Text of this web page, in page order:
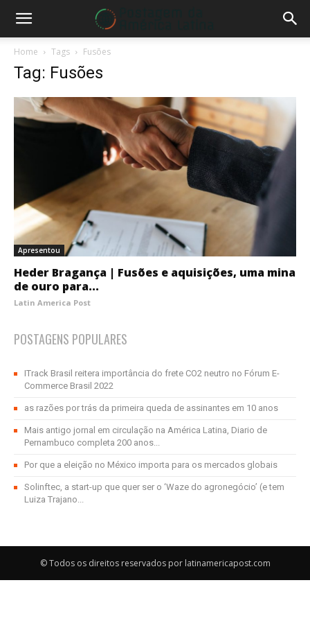
Home Tags Fusões
Tag: Fusões
Apresentou
Heder Bragança | Fusões e aquisições, uma mina
de ouro para...
Latin America Post
POSTAGENS POPULARES
ITrack Brasil reitera importância do frete CO2 neutro no Fórum E-
Commerce Brasil 2022
as razões por trás da primeira queda de assinantes em 10 anos
Mais antigo jornal em circulação na América Latina, Diario de
Pernambuco completa 200 anos...
Por que a eleição no México importa para os mercados globais
Solinftec, a start-up que quer ser o ‘Waze do agronegócio’ (e tem
Luiza Trajano...
© Todos os direitos reservados por latinamericapost.com